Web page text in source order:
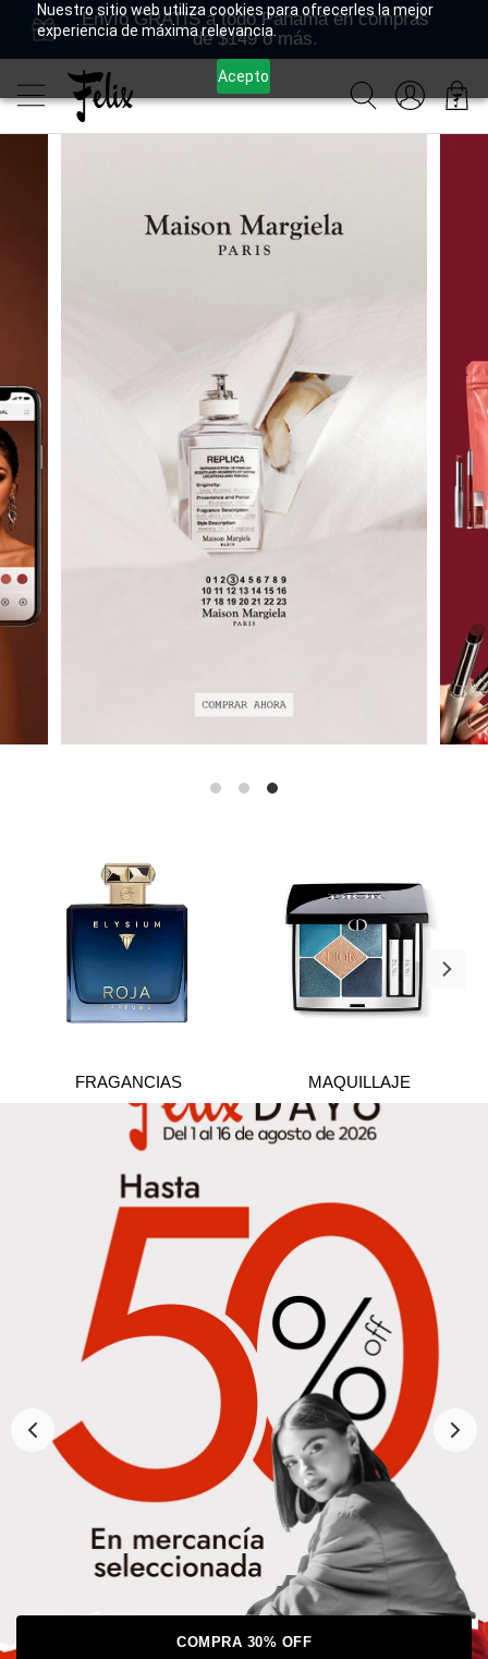
Nuestro sitio web utiliza cookies para ofrecerles la mejor
experiencia de máxima relevancia.
Acepto
Envío GRATIS a todo Panamá en compras
de $149 o más.
FRAGANCIAS MAQUILLAJE
COMPRA 30% OFF